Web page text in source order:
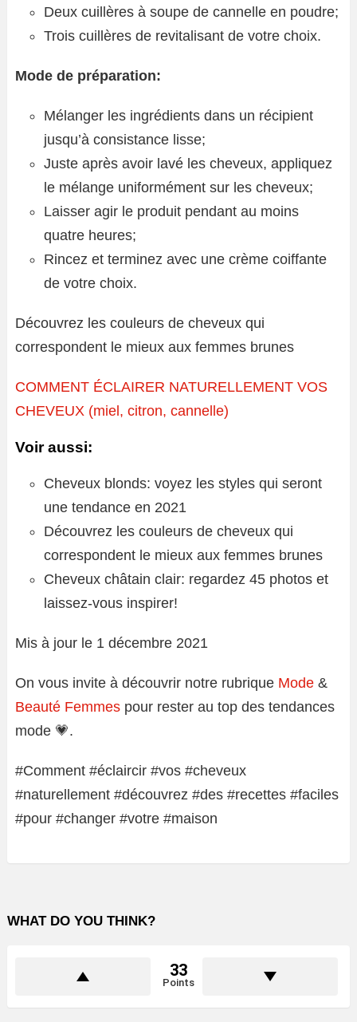
Deux cuillères à soupe de cannelle en poudre;
Trois cuillères de revitalisant de votre choix.
Mode de préparation:
Mélanger les ingrédients dans un récipient
jusqu’à consistance lisse;
Juste après avoir lavé les cheveux, appliquez
le mélange uniformément sur les cheveux;
Laisser agir le produit pendant au moins
quatre heures;
Rincez et terminez avec une crème coiffante
de votre choix.
Découvrez les couleurs de cheveux qui
correspondent le mieux aux femmes brunes
COMMENT ÉCLAIRER NATURELLEMENT VOS
CHEVEUX (miel, citron, cannelle)
Voir aussi:
Cheveux blonds: voyez les styles qui seront
une tendance en 2021
Découvrez les couleurs de cheveux qui
correspondent le mieux aux femmes brunes
Cheveux châtain clair: regardez 45 photos et
laissez-vous inspirer!
Mis à jour le 1 décembre 2021
On vous invite à découvrir notre rubrique Mode &
Beauté Femmes pour rester au top des tendances
mode 💗.
#Comment #éclaircir #vos #cheveux
#naturellement #découvrez #des #recettes #faciles
#pour #changer #votre #maison
WHAT DO YOU THINK?
33
Points